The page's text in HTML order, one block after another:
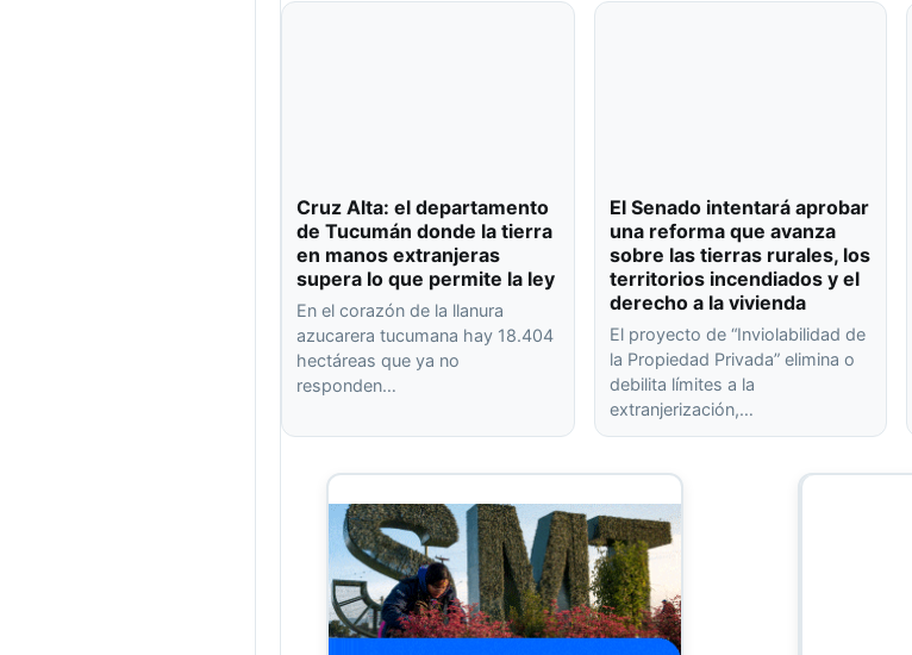
Cruz Alta: el departamento
de Tucumán donde la tierra
en manos extranjeras
supera lo que permite la ley
En el corazón de la llanura
azucarera tucumana hay 18.404
hectáreas que ya no
responden…
El Senado intentará aprobar
una reforma que avanza
sobre las tierras rurales, los
territorios incendiados y el
derecho a la vivienda
El proyecto de “Inviolabilidad de
la Propiedad Privada” elimina o
debilita límites a la
extranjerización,…